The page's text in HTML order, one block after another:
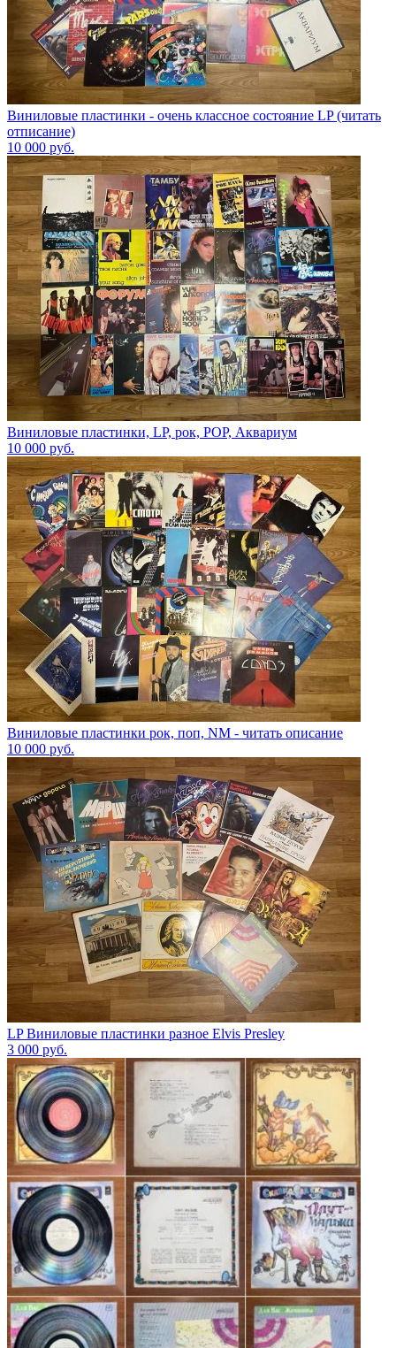
Виниловые пластинки - очень классное состояние LP (читать
отписание)
10 000 руб.
Виниловые пластинки, LP, рок, POP, Аквариум
10 000 руб.
Виниловые пластинки рок, поп, NM - читать описание
10 000 руб.
LP Виниловые пластинки разное Elvis Presley
3 000 руб.